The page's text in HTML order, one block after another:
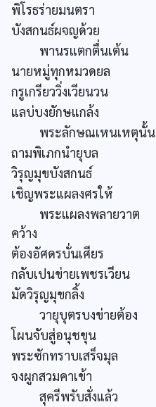
พิโรธร่ายมนตรา
บังสกนธ์ผจญด้วย
พานรแตกตื่นเต้น
นายหมู่ทุกหมวดยล
กรูเกรียววิ่งเวียนวน
แลบ่บงยักษแกล้ง
พระลักษณเหนเหตุนั้น
ถามพิเภกนำยุบล
วิรุญมุขบังสกนธ์
เชิญพระแผลงศรให้
พระแผลงพลายวาต
คว้าง
ต้องอัศดรบั่นเศียร
กลับเปนข่ายเพชรเวียน
มัดวิรุญมุขกลิ้ง
วายุบุตรบงข่ายต้อง
โผนจับสู่อนุชขุน
พระซักทราบเสร็จมุล
จงผูกสวมคาเข้า
สุครีพรับสั่งแล้ว